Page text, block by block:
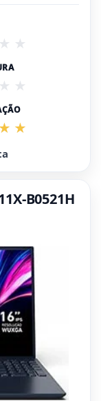
B0521H